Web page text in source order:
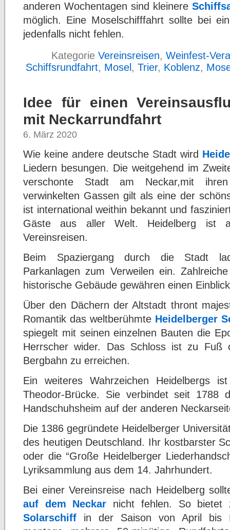
anderen Wochentagen sind kleinere
möglich. Eine Moselschifffahrt sollte bei
jedenfalls nicht fehlen.
Kategorie Vereinsreisen, Weinfest-
Schiffsrundfahrt, Mosel , Trier, Koblenz,
Idee für einen
mit Neckarrundfahrt
6. März 2020
Wie keine andere deutsche Stadt wird
Liedern besungen. Die weitgehend im
verschonte Stadt am Neckar,mit
verwinkelten Gassen gilt als eine der
ist international weithin bekannt und
Gäste aus aller Welt. Heidelberg ist
Vereinsreisen.
Beim Spaziergang durch die Stadt
Parkanlagen zum Verweilen ein.
historische Gebäude gewähren einen
Über den Dächern der Altstadt thront
Romantik das weltberühmte Heidelberger
spiegelt mit seinen einzelnen Bauten die
Herrscher wider. Das Schloss ist zu Fuß
Bergbahn zu erreichen.
Ein weiteres Wahrzeichen Heidelbergs
Theodor-Brücke. Sie verbindet seit 1788
Handschuhsheim auf der anderen
Die 1386 gegründete Heidelberger
des heutigen Deutschland. Ihr kostbarster
oder die “Große Heidelberger
Lyriksammlung aus dem 14. Jahrhundert.
Bei einer Vereinsreise nach Heidelberg
auf dem Neckar nicht fehlen. So bietet
Solarschiff in der Saison von April bis